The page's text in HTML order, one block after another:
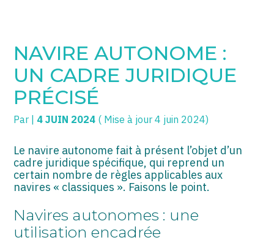
SOGECC – Noisy
SOGECC – République
SOGECC – Turbigo
COMMERÇANTS
GROUPE
SCI / LMNP
PROFESSIONS LIBÉRALES
HOLDING
EXPATRIÉ NON RÉSIDANT
Gérer votre quotidien
Piloter votre entreprise
Développer votre entreprise
Construire votre patrimoine
Être prêt pour la facturation
électronique
NAVIRE AUTONOME :
UN CADRE JURIDIQUE
PRÉCISÉ
Par 4 JUIN 2024 ( Mise à jour 4 juin 2024)
Le navire autonome fait à présent l’objet d’un
cadre juridique spécifique, qui reprend un
certain nombre de règles applicables aux
navires « classiques ». Faisons le point.
Navires autonomes : une
utilisation encadrée